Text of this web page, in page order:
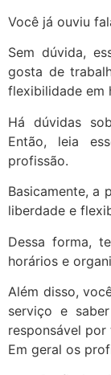
Você já ouviu
Sem dúvida,
gosta de
flexibilidade em
Há dúvidas
Então, leia
profissão.
Basicamente, a
liberdade e
Dessa forma,
horários e
Além disso,
serviço e
responsável por
Em geral os